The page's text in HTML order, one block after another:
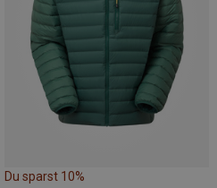
Du sparst 10%